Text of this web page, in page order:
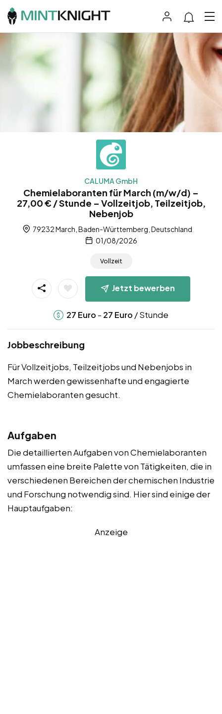
CALUMA GmbH
Chemielaboranten für March (m/w/d) –
27,00 € / Stunde – Vollzeitjob, Teilzeitjob,
Nebenjob
79232 March, Baden-Württemberg, Deutschland
01/08/2026
Vollzeit
Jetzt bewerben
27 Euro - 27 Euro / Stunde
Jobbeschreibung
Für Vollzeitjobs, Teilzeitjobs und Nebenjobs in
March werden gewissenhafte und engagierte
Chemielaboranten gesucht.
Aufgaben
Die detaillierten Aufgaben von Chemielaboranten
umfassen eine breite Palette von Tätigkeiten, die in
verschiedenen Bereichen der chemischen Industrie
und Forschung notwendig sind. Hier sind einige der
Hauptaufgaben:
Anzeige